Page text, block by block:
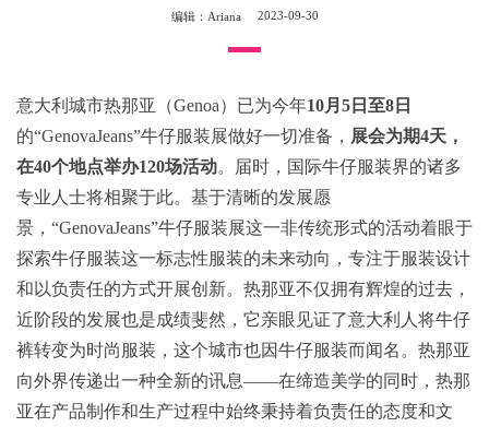
编辑：Ariana 2023-09-30
意大利城市热那亚（Genoa）已为今年10月5日至8日
的“GenovaJeans”牛仔服装展做好一切准备， 展会为期4天，
在40个地点举办120场活动。届时，国际牛仔服装界的诸多
专业人士将相聚于此。基于清晰的发展愿
景，“GenovaJeans”牛仔服装展这一非传统形式的活动着眼于
探索牛仔服装这一标志性服装的未来动向，专注于服装设计
和以负责任的方式开展创新。热那亚不仅拥有辉煌的过去，
近阶段的发展也是成绩斐然，它亲眼见证了意大利人将牛仔
裤转变为时尚服装，这个城市也因牛仔服装而闻名。热那亚
向外界传递出一种全新的讯息——在缔造美学的同时，热那
亚在产品制作和生产过程中始终秉持着负责任的态度和文